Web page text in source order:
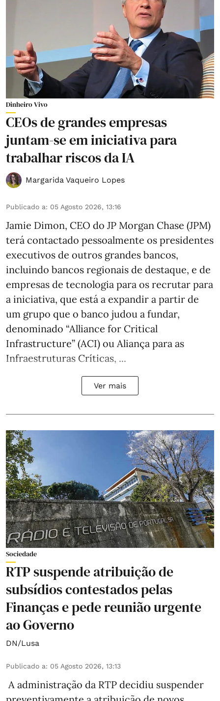
Dinheiro Vivo
CEOs de grandes empresas
juntam-se em iniciativa para
trabalhar riscos da IA
Margarida Vaqueiro Lopes
Publicado a: 05 Agosto 2026, 13:16
Jamie Dimon, CEO do JP Morgan Chase (JPM)
terá contactado pessoalmente os presidentes
executivos de outros grandes bancos,
incluindo bancos regionais de destaque, e de
empresas de tecnologia para os recrutar para
a iniciativa, que está a expandir a partir de
um grupo que o banco judou a fundar,
denominado “Alliance for Critical
Infrastructure” (ACI) ou Aliança para as
Infraestruturas Críticas, ...
Ver mais
Sociedade
RTP suspende atribuição de
subsídios contestados pelas
Finanças e pede reunião urgente
ao Governo
DN/Lusa
Publicado a: 05 Agosto 2026, 13:13
A administração da RTP decidiu suspender